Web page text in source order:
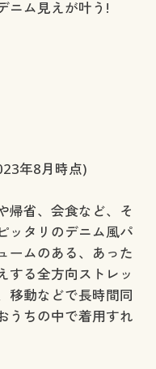
ニム見えが叶う!
年8月時点)
帰省、会食など、そ
ッタリのデニム風パ
ームのある、あった
する全方向ストレッ
移動などで長時間同
うちの中で着用すれ